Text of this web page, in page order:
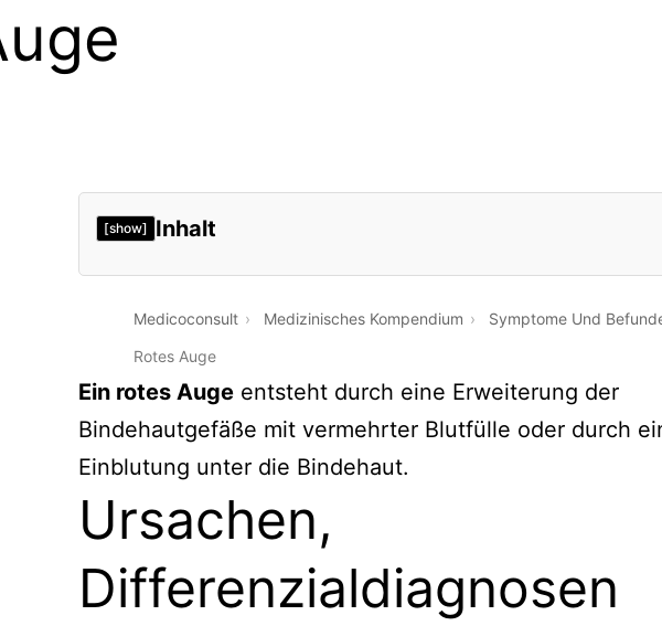
[show] Inhalt
Medicoconsult Medizinisches Kompendium
Symptome Und
Rotes Auge
Ein rotes Auge entsteht durch eine Erweiterung der
Bindehautgefäße mit vermehrter Blutfülle oder durch
Einblutung unter die Bindehaut.
Ursachen,
Differenzialdiagnosen